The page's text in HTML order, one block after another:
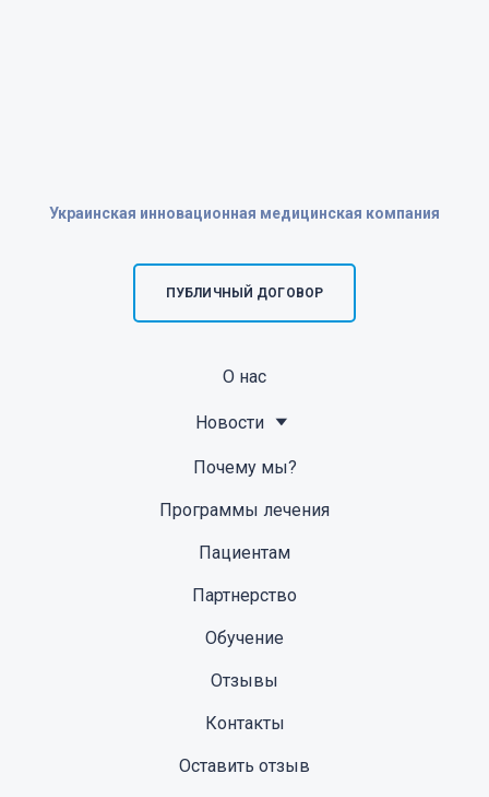
Украинская инновационная медицинская компания
ПУБЛИЧНЫЙ ДОГОВОР
О нас
Новости
Почему мы?
Программы лечения
Пациентам
Партнерство
Обучение
Отзывы
Контакты
Оставить отзыв